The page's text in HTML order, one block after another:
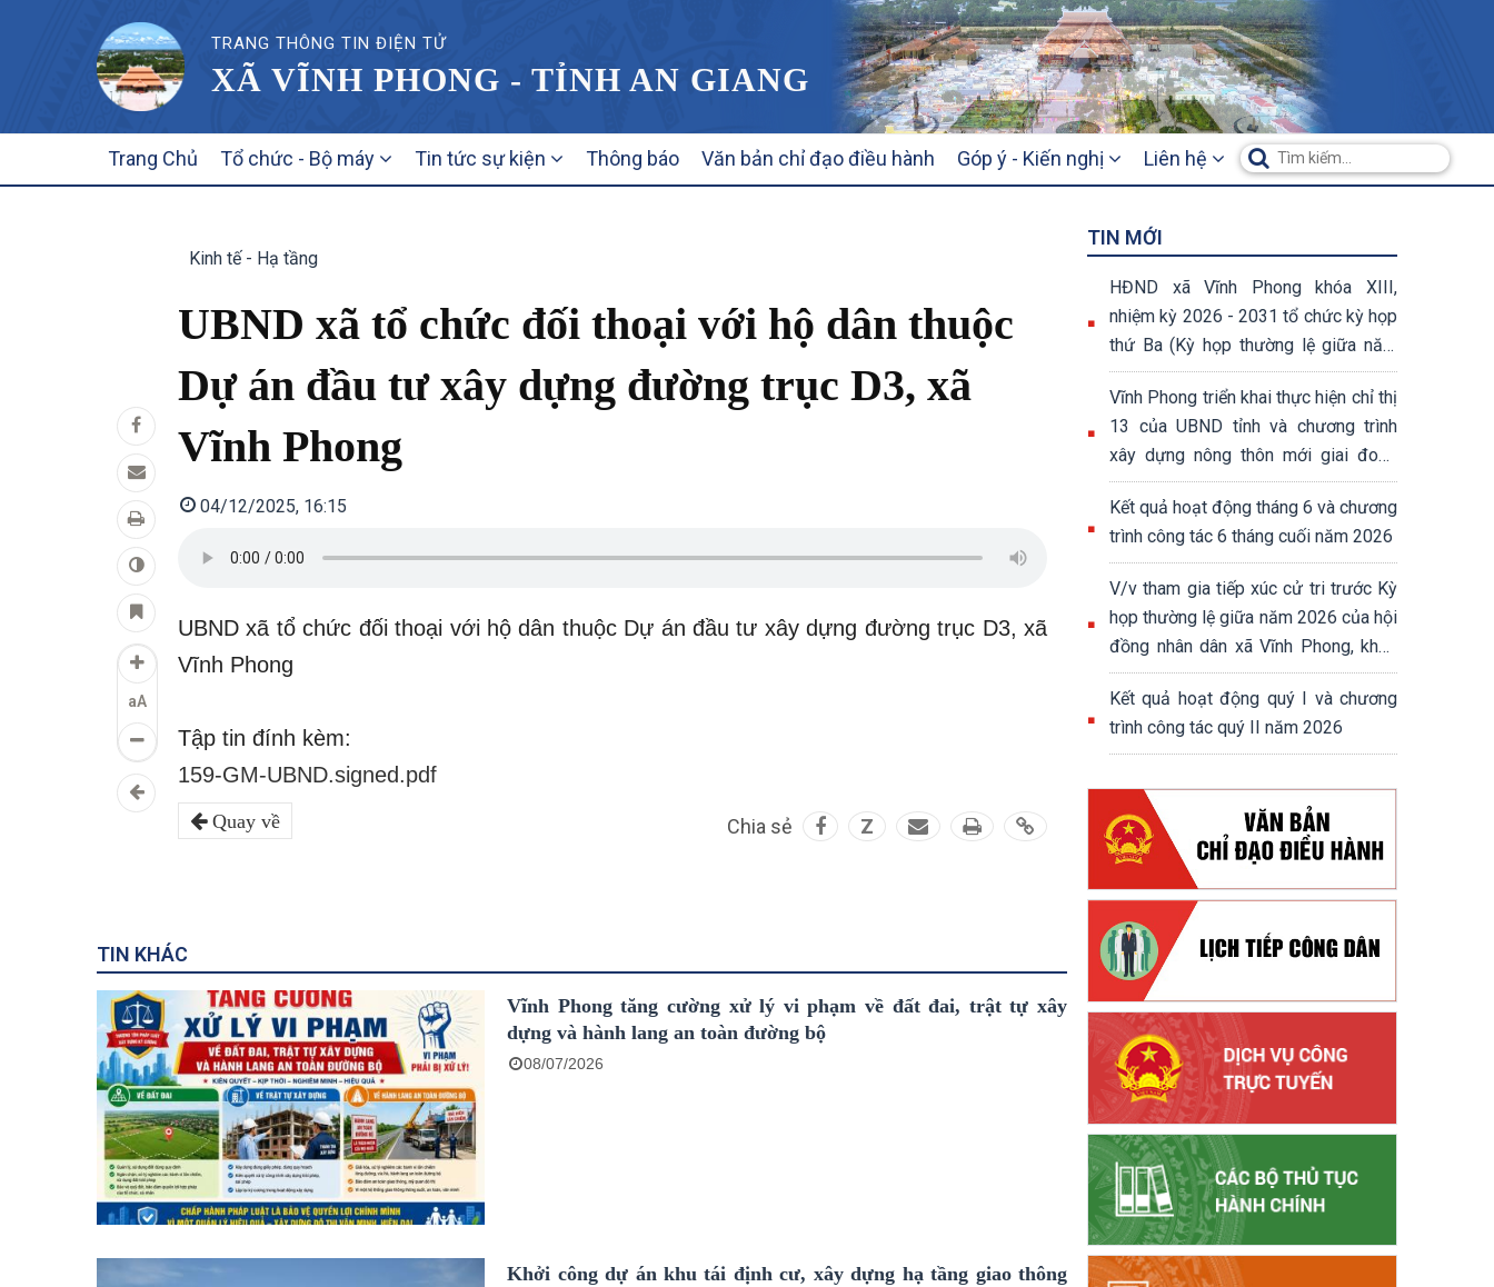
TRANG THÔNG TIN ĐIỆN TỬ
XÃ VĨNH PHONG - TỈNH AN GIANG
NAVIGATION
Trang Chủ Tổ chức - Bộ máy Tin tức sự kiện Thông báo Văn bản chỉ đạo điều hành Góp ý - Kiến nghị Liên hệ
aA
Kinh tế - Hạ tầng
UBND xã tổ chức đối thoại với hộ dân thuộc
Dự án đầu tư xây dựng đường trục D3, xã
Vĩnh Phong
04/12/2025, 16:15
UBND xã tổ chức đối thoại với hộ dân thuộc Dự án đầu tư xây dựng đường trục D3, xã
Vĩnh Phong
Tập tin đính kèm:
159-GM-UBND.signed.pdf
Quay về Chia sẻ Z
TIN KHÁC
Vĩnh Phong tăng cường xử lý vi phạm về đất đai, trật tự xây
dựng và hành lang an toàn đường bộ
08/07/2026
Khởi công dự án khu tái định cư, xây dựng hạ tầng giao thông
TIN MỚI
HĐND xã Vĩnh Phong khóa XIII,
nhiệm kỳ 2026 - 2031 tổ chức kỳ họp
thứ Ba (Kỳ họp thường lệ giữa năm
2026)
Vĩnh Phong triển khai thực hiện chỉ thị
13 của UBND tỉnh và chương trình
xây dựng nông thôn mới giai đoạn
2026 – 2030
Kết quả hoạt động tháng 6 và chương
trình công tác 6 tháng cuối năm 2026
V/v tham gia tiếp xúc cử tri trước Kỳ
họp thường lệ giữa năm 2026 của hội
đồng nhân dân xã Vĩnh Phong, khoá
XIII, nhiệm kỳ 2026-2031
Kết quả hoạt động quý I và chương
trình công tác quý II năm 2026